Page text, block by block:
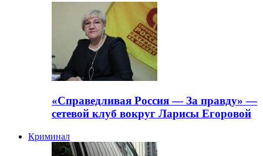
«Справедливая Россия — За правду» —
сетевой клуб вокруг Ларисы Егоровой
Криминал